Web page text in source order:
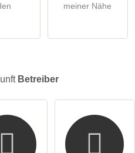
meiner Nähe
Betreiber